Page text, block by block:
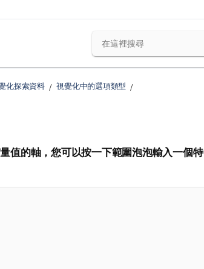
化探索資料 視覺化中的選項類型
值的軸，您可以按一下範圍泡泡輸入一個特